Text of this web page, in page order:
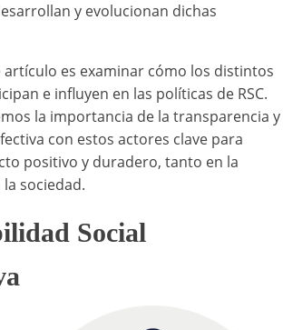
y evolucionan dichas
artículo es examinar cómo los distintos
e influyen en las políticas de RSC.
la importancia de la transparencia y
con estos actores clave para
positivo y duradero, tanto en la
sociedad.
Social